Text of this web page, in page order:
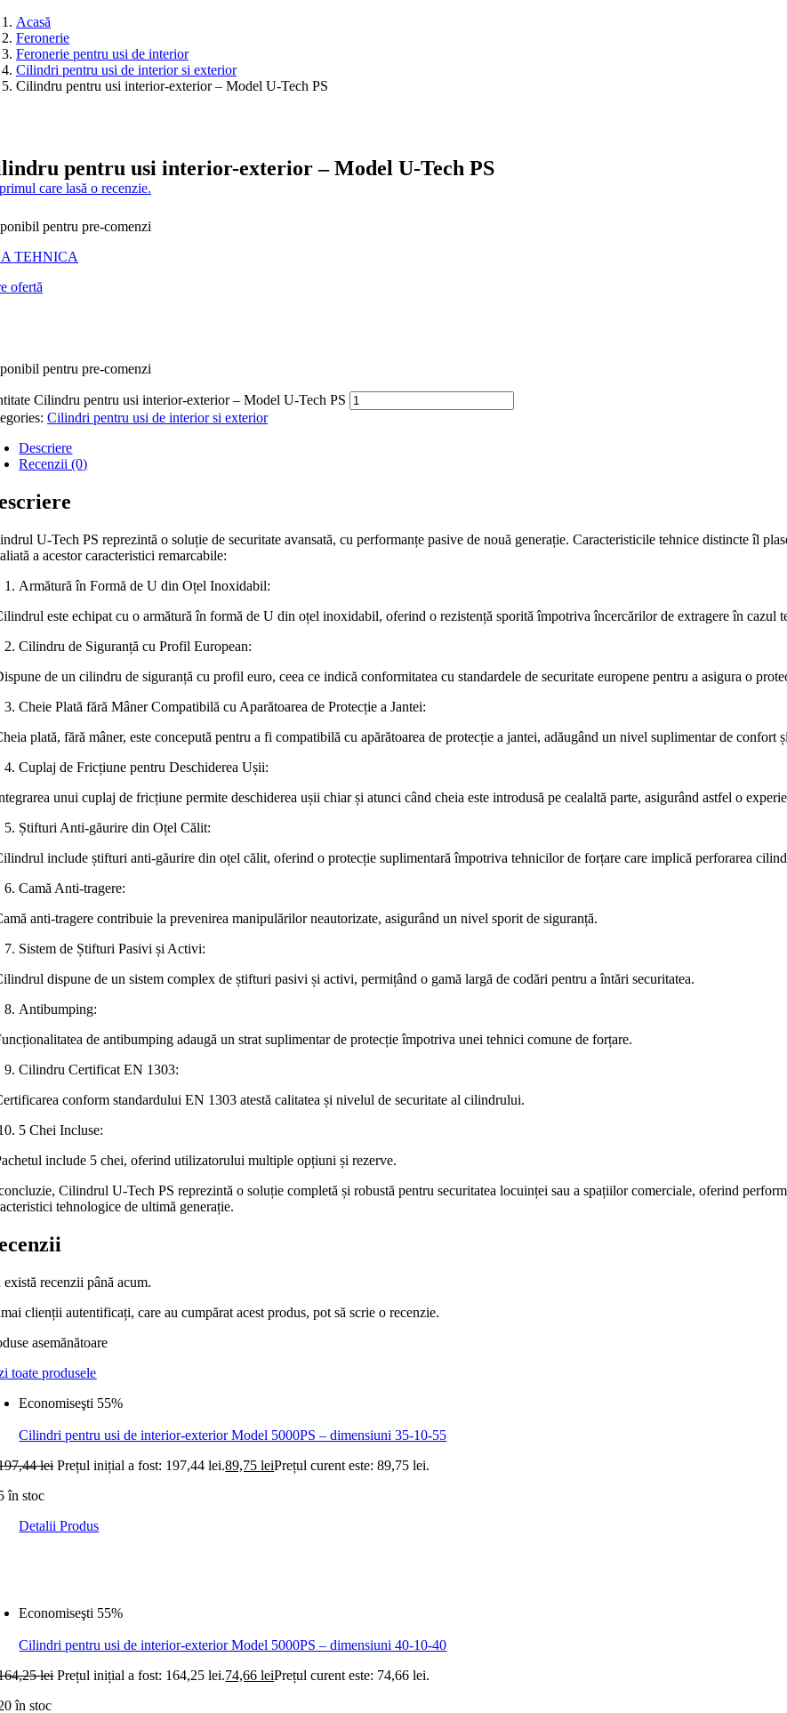
Acasă
Feronerie
Feronerie pentru usi de interior
Cilindri pentru usi de interior si exterior
Cilindru pentru usi interior-exterior – Model U-Tech PS
pentru usi interior-exterior – Model U-Tech PS
care lasă o recenzie.
pentru pre-comenzi
TEHNICA
ofertă
pentru pre-comenzi
Cilindru pentru usi interior-exterior – Model U-Tech PS
Cilindri pentru usi de interior si exterior
Descriere
Recenzii (0)
U-Tech PS reprezintă o soluție de securitate avansată, cu performanțe pasive de nouă generație. Caracteristicile tehnice distincte îl
a acestor caracteristici remarcabile:
Armătură în Formă de U din Oțel Inoxidabil:
este echipat cu o armătură în formă de U din oțel inoxidabil, oferind o rezistență sporită împotriva încercărilor de extragere în cazul
Cilindru de Siguranță cu Profil European:
de un cilindru de siguranță cu profil euro, ceea ce indică conformitatea cu standardele de securitate europene pentru a asigura o
Cheie Plată fără Mâner Compatibilă cu Aparătoarea de Protecție a Jantei:
plată, fără mâner, este concepută pentru a fi compatibilă cu apărătoarea de protecție a jantei, adăugând un nivel suplimentar de confort
Cuplaj de Fricțiune pentru Deschiderea Ușii:
unui cuplaj de fricțiune permite deschiderea ușii chiar și atunci când cheia este introdusă pe cealaltă parte, asigurând astfel o
Știfturi Anti-găurire din Oțel Călit:
include știfturi anti-găurire din oțel călit, oferind o protecție suplimentară împotriva tehnicilor de forțare care implică perforarea
Camă Anti-tragere:
anti-tragere contribuie la prevenirea manipulărilor neautorizate, asigurând un nivel sporit de siguranță.
Sistem de Știfturi Pasivi și Activi:
dispune de un sistem complex de știfturi pasivi și activi, permițând o gamă largă de codări pentru a întări securitatea.
Antibumping:
de antibumping adaugă un strat suplimentar de protecție împotriva unei tehnici comune de forțare.
Cilindru Certificat EN 1303:
conform standardului EN 1303 atestă calitatea și nivelul de securitate al cilindrului.
5 Chei Incluse:
include 5 chei, oferind utilizatorului multiple opțiuni și rezerve.
Cilindrul U-Tech PS reprezintă o soluție completă și robustă pentru securitatea locuinței sau a spațiilor comerciale, oferind
tehnologice de ultimă generație.
există recenzii până acum.
clienții autentificați, care au cumpărat acest produs, pot să scrie o recenzie.
asemănătoare
toate produsele
Economiseşti 55%
Cilindri pentru usi de interior-exterior Model 5000PS – dimensiuni 35-10-55
lei Prețul inițial a fost: 197,44 lei.89,75leiPrețul curent este: 89,75 lei.
în stoc
Detalii Produs
Economiseşti 55%
Cilindri pentru usi de interior-exterior Model 5000PS – dimensiuni 40-10-40
lei Prețul inițial a fost: 164,25 lei.74,66leiPrețul curent este: 74,66 lei.
în stoc